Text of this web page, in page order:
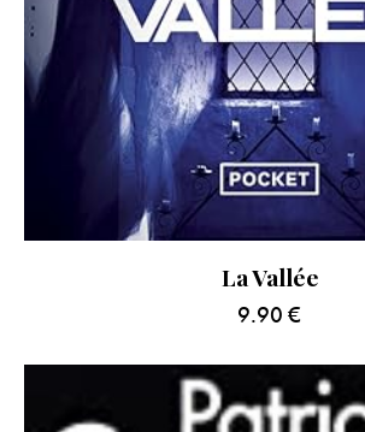
La Vallée
9.90 €